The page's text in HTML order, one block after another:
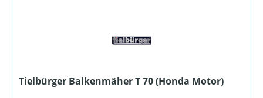
Tielbürger Balkenmäher T 70 (Honda Motor)